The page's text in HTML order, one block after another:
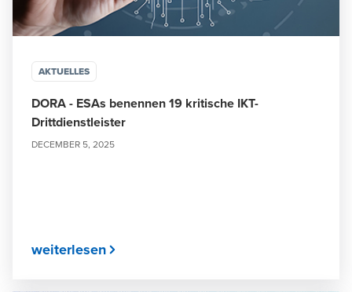
AKTUELLES
DORA - ESAs benennen 19 kritische IKT-
Drittdienstleister
DECEMBER 5, 2025
weiterlesen